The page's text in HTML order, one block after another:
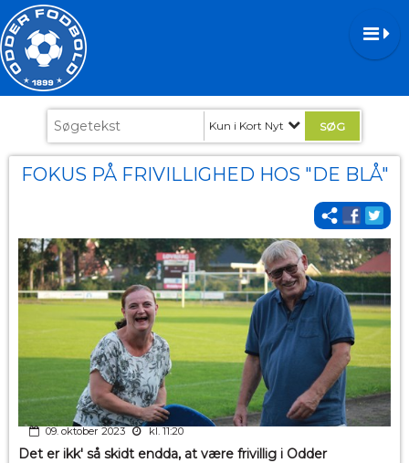
Kun i Kort Nyt
FOKUS PÅ FRIVILLIGHED HOS "DE BLÅ"
09. oktober 2023 kl. 11:20
Det er ikk' så skidt endda, at være frivillig i Odder